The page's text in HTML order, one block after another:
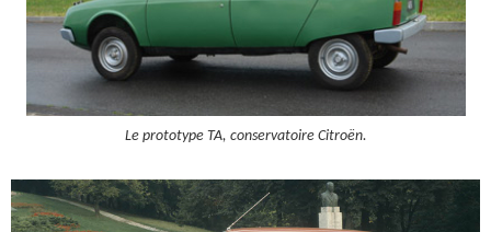
Le prototype TA, conservatoire Citroën.